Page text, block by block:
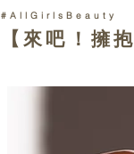
#AllGirlsBeauty
【來吧！擁